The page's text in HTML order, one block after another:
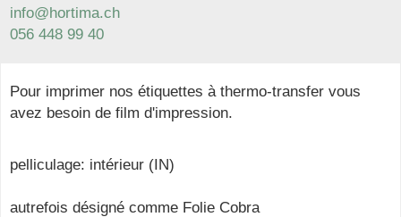
info@hortima.ch
056 448 99 40
Pour imprimer nos étiquettes à thermo-transfer vous
avez besoin de film d'impression.
pelliculage: intérieur (IN)
autrefois désigné comme Folie Cobra